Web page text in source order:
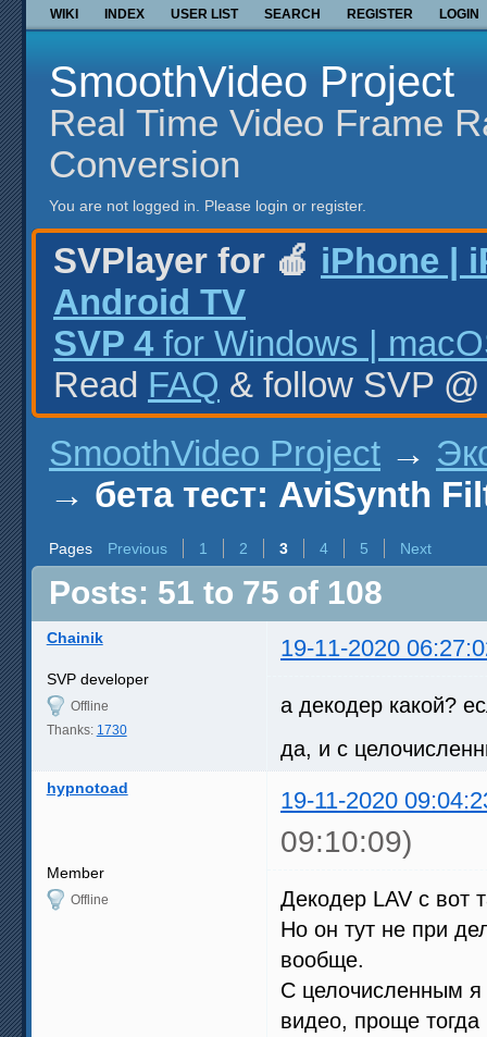
WIKI INDEX USER LIST SEARCH REGISTER LOGIN
SmoothVideo Project
Real Time Video Frame
Conversion
You are not logged in. Please login or register.
SVPlayer for 🍎 iPhone |
Android TV
SVP 4 for Windows |
Read FAQ & follow SVP
SmoothVideo Project →
→ бета тест: AviSynth
Pages Previous 1 2 3 4 5 Next
Posts: 51 to 75 of 108
Chainik 19-11-2020
SVP developer
Offline
Thanks: 1730
а декодер какой?
да, и с
hypnotoad 19-11-2020
09:10:09)
Member
Offline
Декодер LAV с вот
Но он тут не при
вообще.
С целочисленным я
видео, проще тогда